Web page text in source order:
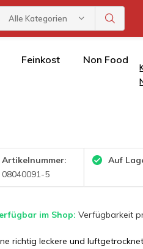
Alle Kategorien
Feinkost Non Food
Artikelnummer:
08040091-5
Auf
im Shop:Verfügbarkeit
richtig leckere und